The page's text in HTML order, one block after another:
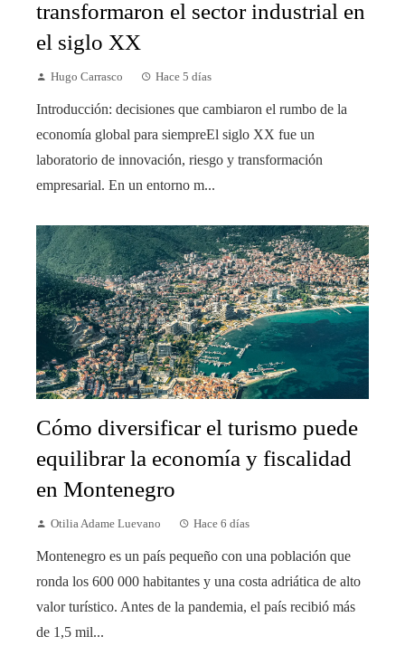
transformaron el sector industrial en
el siglo XX
Hugo Carrasco Hace 5 días
Introducción: decisiones que cambiaron el rumbo de la
economía global para siempreEl siglo XX fue un
laboratorio de innovación, riesgo y transformación
empresarial. En un entorno m...
Cómo diversificar el turismo puede
equilibrar la economía y fiscalidad
en Montenegro
Otilia Adame Luevano Hace 6 días
Montenegro es un país pequeño con una población que
ronda los 600 000 habitantes y una costa adriática de alto
valor turístico. Antes de la pandemia, el país recibió más
de 1,5 mil...